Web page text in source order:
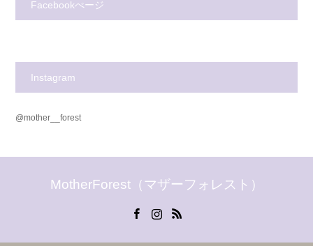
Facebookぺージ
Instagram
@mother__forest
MotherForest（マザーフォレスト）